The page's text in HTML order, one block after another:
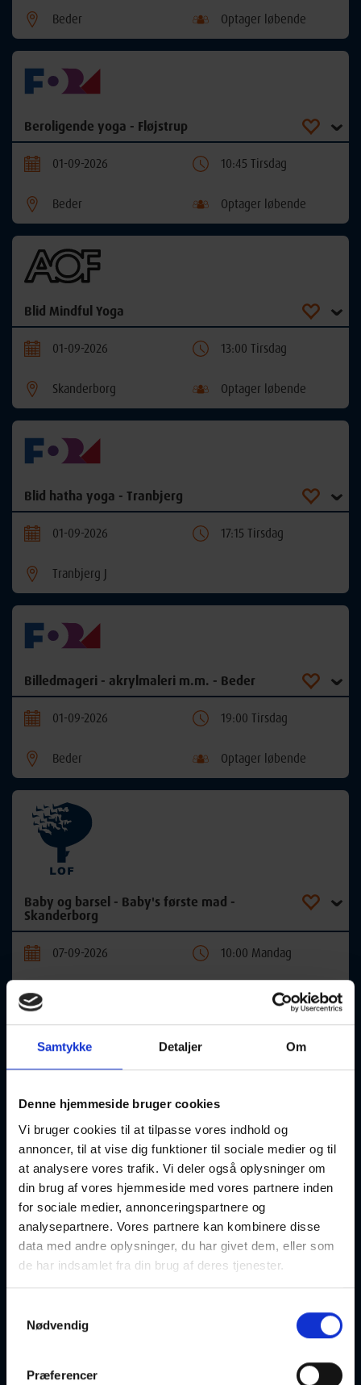
Samtykke Detaljer Om
Denne hjemmeside bruger cookies
Vi bruger cookies til at tilpasse vores indhold og
annoncer, til at vise dig funktioner til sociale medier og til
at analysere vores trafik. Vi deler også oplysninger om
din brug af vores hjemmeside med vores partnere inden
for sociale medier, annonceringspartnere og
analysepartnere. Vores partnere kan kombinere disse
data med andre oplysninger, du har givet dem, eller som
de har indsamlet fra din brug af deres tjenester.
Nødvendig
Præferencer
Beder Optager løbende
Beroligende yoga - Fløjstrup
01-09-2026 10:45 Tirsdag
Beder Optager løbende
Blid Mindful Yoga
01-09-2026 13:00 Tirsdag
Skanderborg Optager løbende
Blid hatha yoga - Tranbjerg
01-09-2026 17:15 Tirsdag
Tranbjerg J
Billedmageri - akrylmaleri m.m. - Beder
01-09-2026 19:00 Tirsdag
Beder Optager løbende
Baby og barsel - Baby's første mad -
Skanderborg
07-09-2026 10:00 Mandag
Optager løbende
Blid yoga - fra hovedet og ned i kroppen, beg.
og øvede
07-09-2026 17:45 Mandag
Skanderborg Optager løbende
19-09-2026
Malling Optager løbende